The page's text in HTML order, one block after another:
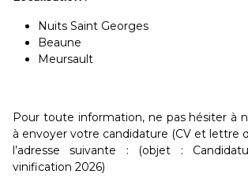
Nuits Saint Georges
Beaune
Meursault
Pour toute information, ne pas hésiter à
à envoyer votre candidature (CV et lettre
l’adresse suivante : (objet :
vinification 2026)